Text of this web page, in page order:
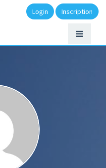
Login Inscription